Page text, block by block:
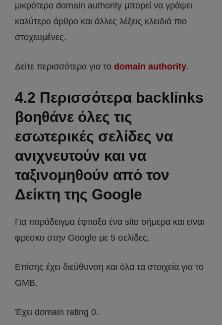
μικρότερο domain authority μπορεί να γράψει
καλύτερο άρθρο και άλλες λέξεις κλειδιά πιο
στοχευμένες.
Δείτε περισσότερα για το domain authority.
4.2 Περισσότερα backlinks
βοηθάνε όλες τις
εσωτερικές σελίδες να
ανιχνευτούν και να
ταξινομηθούν από τον
Δείκτη της Google
Για παράδειγμα έφτιαξα ένα site σήμερα και είναι
φρέσκο στην Google με 5 σελίδες.
Επίσης έχει διεύθυνση και όλα τα στοιχεία για το
GMB.
Έχει domain rating 0.